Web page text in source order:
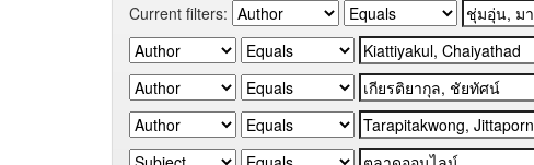
Current filters: